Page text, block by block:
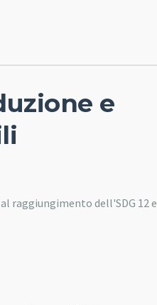
e
raggiungimento dell'SDG 12 e